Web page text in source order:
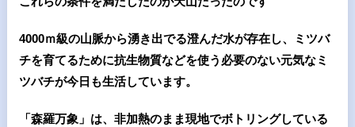
4000ｍ級の山脈から湧き出でる澄んだ水が存在し、ミツバ
チを育てるために抗生物質などを使う必要のない元気なミ
ツバチが今日も生活しています。
「森羅万象」は、非加熱のまま現地でボトリングしている